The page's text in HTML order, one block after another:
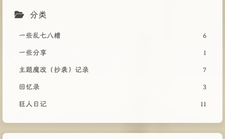
分类
一些乱七八糟
6
一些分享
1
主题魔改（抄袭）记录
7
回忆录
3
狂人日记
11